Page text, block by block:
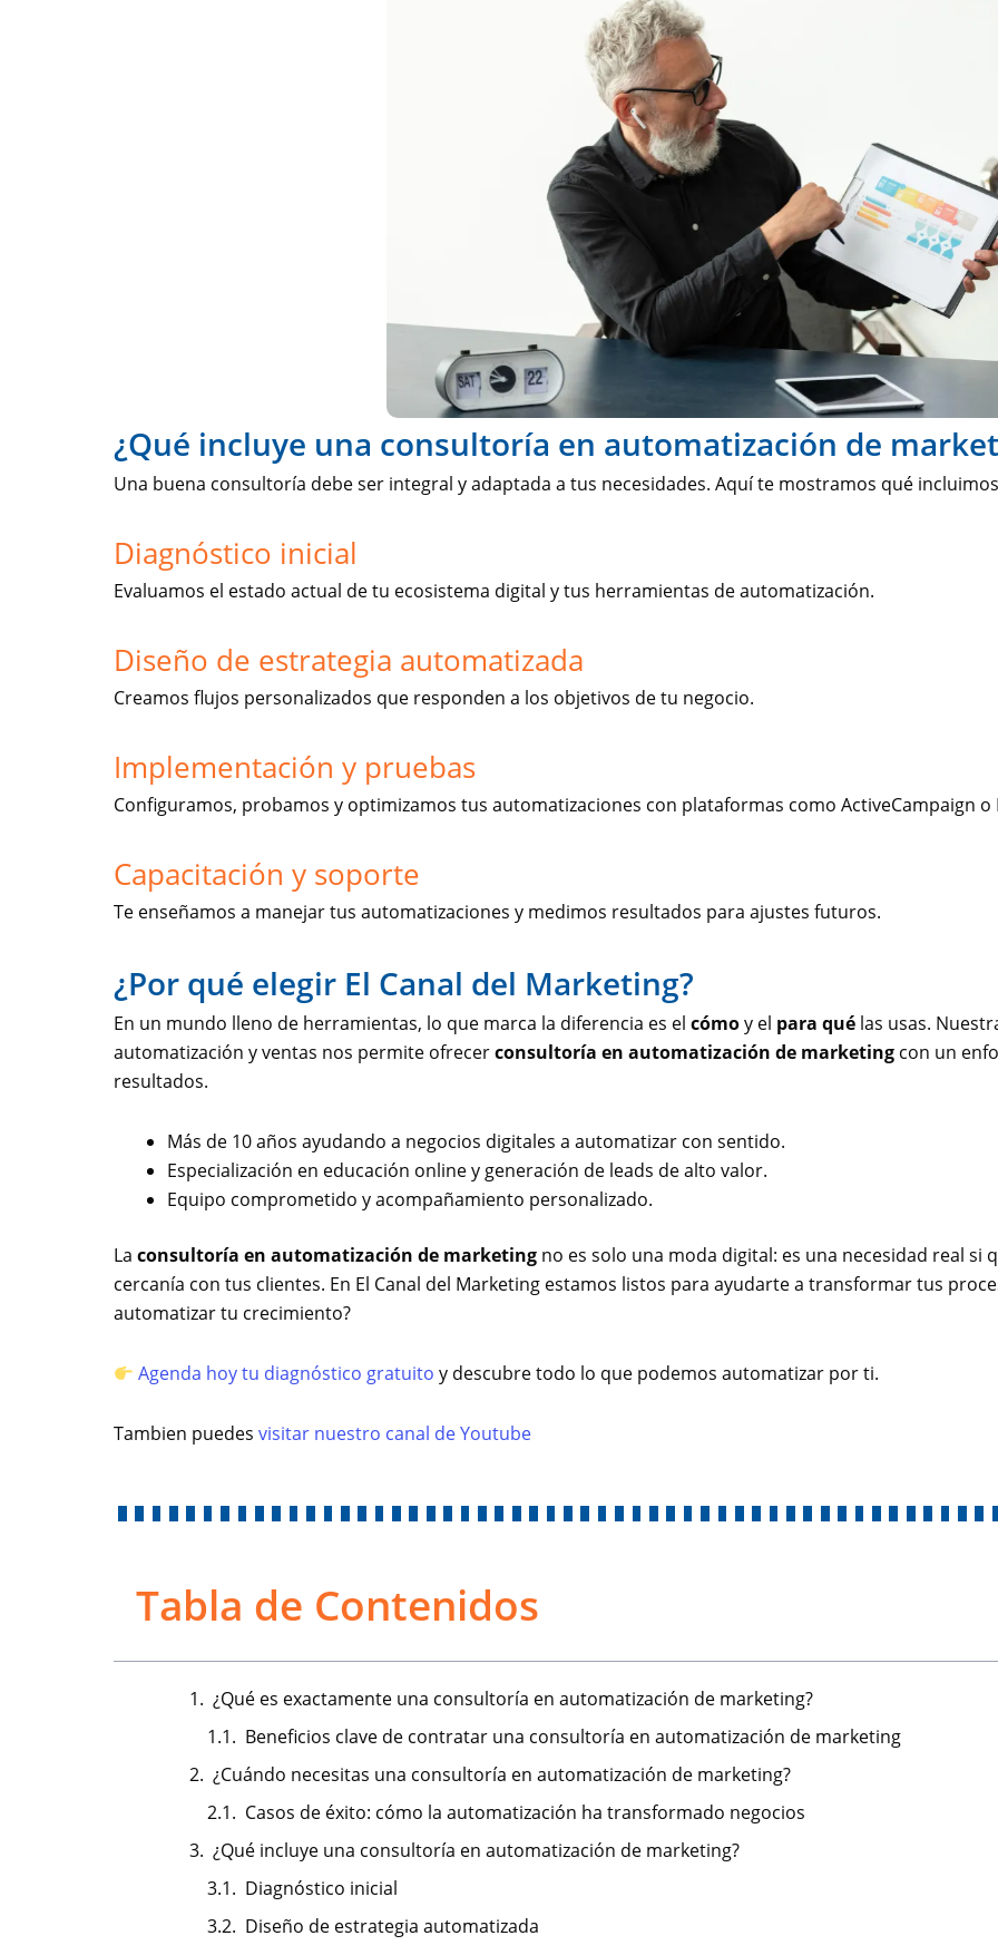
¿Qué incluye una consultoría en automatización de
Una buena consultoría debe ser integral y adaptada a tus necesidades. Aquí te mostramos qué
Diagnóstico inicial
Evaluamos el estado actual de tu ecosistema digital y tus herramientas de automatización.
Diseño de estrategia automatizada
Creamos flujos personalizados que responden a los objetivos de tu negocio.
Implementación y pruebas
Configuramos, probamos y optimizamos tus automatizaciones con plataformas como ActiveCampaign o
Capacitación y soporte
Te enseñamos a manejar tus automatizaciones y medimos resultados para ajustes futuros.
¿Por qué elegir El Canal del Marketing?
En un mundo lleno de herramientas, lo que marca la diferencia es el cómoy el para qué las usas.
automatización y ventas nos permite ofrecerconsultoría en automatización de marketing con un
resultados.
Más de 10 años ayudando a negocios digitales a automatizar con sentido.
Especialización en educación online y generación de leads de alto valor.
Equipo comprometido y acompañamiento personalizado.
La consultoría en automatización de marketing no es solo una moda digital: es una necesidad real si
cercanía con tus clientes. En El Canal del Marketing estamos listos para ayudarte a transformar tus
automatizar tu crecimiento?
Agenda hoy tu diagnóstico gratuito y descubre todo lo que podemos automatizar por ti.
Tambien puedes visitar nuestro canal de Youtube
Tabla de Contenidos
¿Qué es exactamente una consultoría en automatización de marketing?
Beneficios clave de contratar una consultoría en automatización de marketing
¿Cuándo necesitas una consultoría en automatización de marketing?
Casos de éxito: cómo la automatización ha transformado negocios
¿Qué incluye una consultoría en automatización de marketing?
Diagnóstico inicial
Diseño de estrategia automatizada